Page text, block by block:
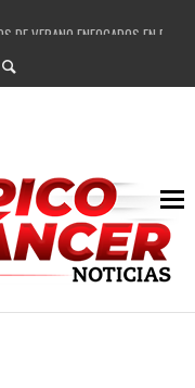
DE VERANO ENFOCADOS EN
DE GUADALUPE APOYO A
EDUCACIÓN EN LA ZACATECANA
GENERAN MÁS DE 3 MIL EMPLEOS
DIRECTO A GUADALUPE:
VICTORIA HERNÁNDEZ
A 500 NUEVAS EMPRESARIAS
DEL PROGRAMA